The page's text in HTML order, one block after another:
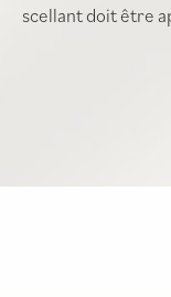
scellant doit être